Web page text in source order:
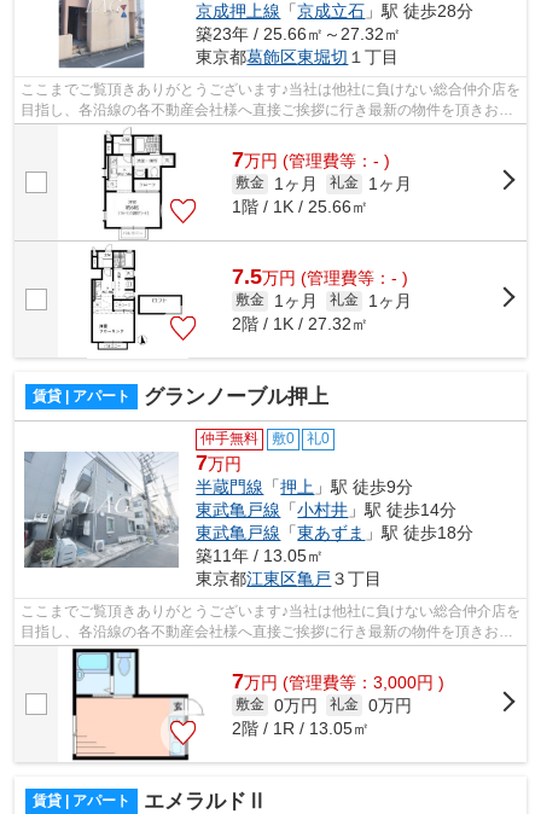
京成押上線 「京成立石 」駅 徒歩28分
築23年 / 25.66㎡～27.32㎡
東京都葛飾区東堀切 １丁目
ここまでご覧頂きありがとうございます♪当社は他社に負けない総合仲介店を
目指し、各沿線の各不動産会社様へ直接ご挨拶に行き最新の物件を頂きお客
様へ提供しております！最新の情報は...
7万円 (管理費等：- )
敷金 1ヶ月 礼金
1ヶ月
1階 / 1K / 25.66㎡
7.5万円 (管理費等：- )
敷金 1ヶ月 礼金
1ヶ月
2階 / 1K / 27.32㎡
賃貸 | アパート グランノーブル押上
仲手無料 敷0 礼0
7万円
半蔵門線 「押上 」駅 徒歩9分
東武亀戸線 「小村井 」駅 徒歩14分
東武亀戸線 「東あずま 」駅 徒歩18分
築11年 / 13.05㎡
東京都江東区亀戸 ３丁目
ここまでご覧頂きありがとうございます♪当社は他社に負けない総合仲介店を
目指し、各沿線の各不動産会社様へ直接ご挨拶に行き最新の物件を頂きお客
様へ提供しております！最新の情報は...
7万円 (管理費等：3,000円 )
敷金 0万円 礼金 0万円
2階 / 1R / 13.05㎡
賃貸 | アパート エメラルドⅡ